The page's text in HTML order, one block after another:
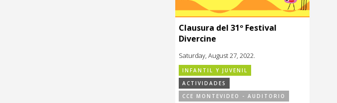
Clausura del 31º Festival
Divercine
Saturday, August 27, 2022.
INFANTIL Y JUVENIL
ACTIVIDADES
CCE MONTEVIDEO - AUDITORIO